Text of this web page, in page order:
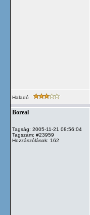
Haladó
Boreal
Tagság: 2005-11-21 08:56:04
Tagszám: #23959
Hozzászólások: 162